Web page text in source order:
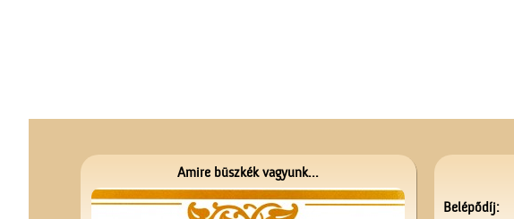
Amire büszkék vagyunk...
Belépődíj: